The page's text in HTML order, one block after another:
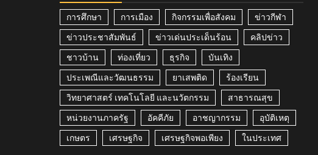
การศึกษา การเมือง กิจกรรมเพื่อสังคม ข่าวกีฬา
ข่าวประชาสัมพันธ์ ข่าวเด่นประเด็นร้อน คลิปข่าว
ชาวบ้าน ท่องเที่ยว ธุรกิจ บันเทิง
ประเพณีและวัฒนธรรม ยาเสพติด ร้องเรียน
วิทยาศาสตร์ เทคโนโลยี และนวัตกรรม สาธารณสุข
หน่วยงานภาครัฐ อัคคีภัย อาชญากรรม อุบัติเหตุ
เกษตร เศรษฐกิจ เศรษฐกิจพอเพียง ในประเทศ